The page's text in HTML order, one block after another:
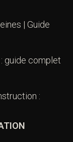
| Guide
guide complet
: